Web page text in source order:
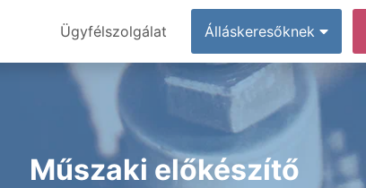
Ügyfélszolgálat Álláskeresőknek
Műszaki előkészítő